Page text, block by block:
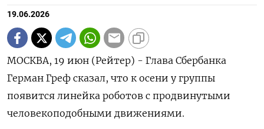
19.06.2026
МОСКВА, 19 июн (Рейтер) - Глава Сбербанка
Герман Греф сказал, что к осени у группы
появится линейка роботов с продвинутыми
человекоподобными движениями.